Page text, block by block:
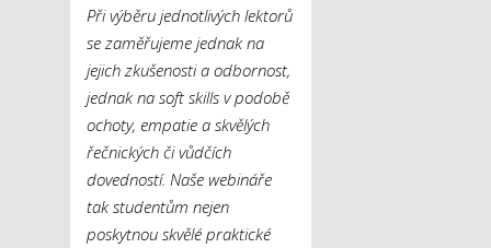
Při výběru jednotlivých lektorů
se zaměřujeme jednak na
jejich zkušenosti a odbornost,
jednak na soft skills v podobě
ochoty, empatie a skvělých
řečnických či vůdčích
dovedností. Naše webináře
tak studentům nejen
poskytnou skvělé praktické